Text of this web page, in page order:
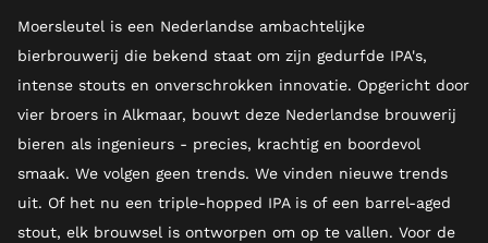
Moersleutel is een Nederlandse ambachtelijke
bierbrouwerij die bekend staat om zijn gedurfde IPA's,
intense stouts en onverschrokken innovatie. Opgericht door
vier broers in Alkmaar, bouwt deze Nederlandse brouwerij
bieren als ingenieurs - precies, krachtig en boordevol
smaak. We volgen geen trends. We vinden nieuwe trends
uit. Of het nu een triple-hopped IPA is of een barrel-aged
stout, elk brouwsel is ontworpen om op te vallen. Voor de